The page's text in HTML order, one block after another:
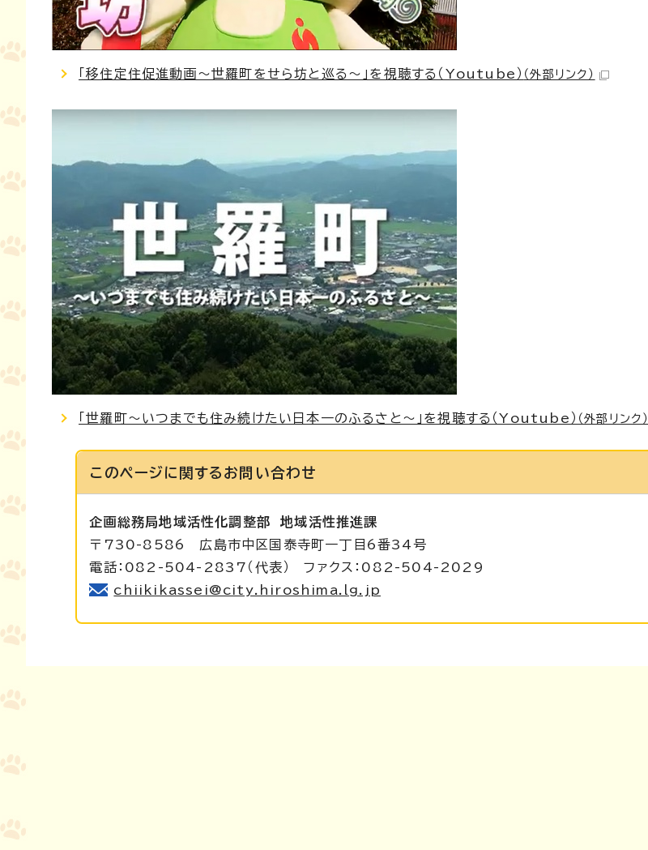
「移住定住促進動画～世羅町をせら坊と巡る～」を視聴する（Youtube） （外部リンク）
「世羅町～いつまでも住み続けたい日本一のふるさと～」を視聴する（Youtube） （外部リンク）
このページに関する お問い合わせ
企画総務局地域活性化調整部地域活性推進課
〒730-8586 広島市中区国泰寺町一丁目6番34号
電話：082-504-2837（代表） ファクス：082-504-2029
chiikikassei@city.hiroshima.lg.jp